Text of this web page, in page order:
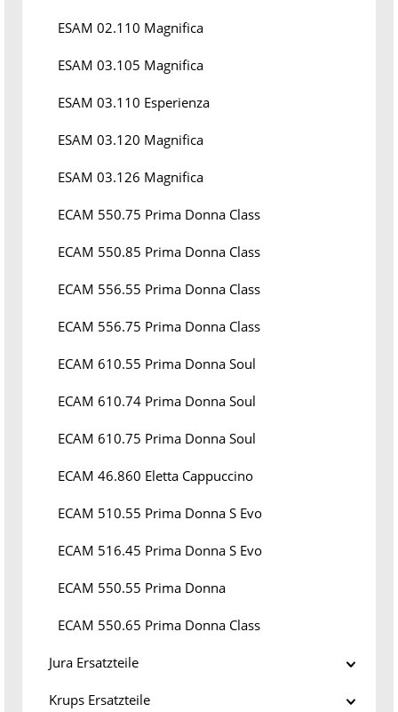
ESAM 02.110 Magnifica
ESAM 03.105 Magnifica
ESAM 03.110 Esperienza
ESAM 03.120 Magnifica
ESAM 03.126 Magnifica
ECAM 550.75 Prima Donna Class
ECAM 550.85 Prima Donna Class
ECAM 556.55 Prima Donna Class
ECAM 556.75 Prima Donna Class
ECAM 610.55 Prima Donna Soul
ECAM 610.74 Prima Donna Soul
ECAM 610.75 Prima Donna Soul
ECAM 46.860 Eletta Cappuccino
ECAM 510.55 Prima Donna S Evo
ECAM 516.45 Prima Donna S Evo
ECAM 550.55 Prima Donna
ECAM 550.65 Prima Donna Class
Jura Ersatzteile
Krups Ersatzteile